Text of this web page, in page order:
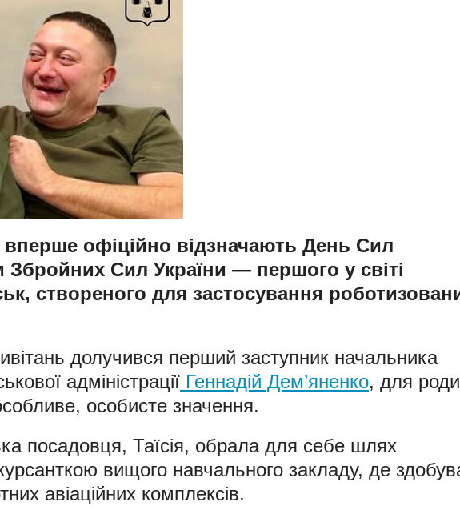
вперше офіційно відзначають День Сил
Збройних Сил України — першого у світі
створеного для застосування
долучився перший заступник начальника
адміністрації Геннадій Дем’яненко, для
особисте значення.
посадовця, Таїсія, обрала для себе шлях
курсанткою вищого навчального закладу, де
авіаційних комплексів.